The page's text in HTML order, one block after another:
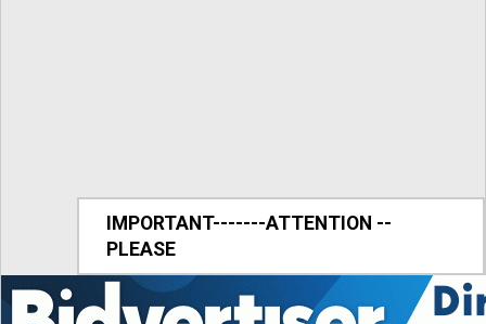
IMPORTANT-------ATTENTION --
PLEASE